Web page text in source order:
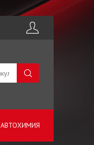
АВТОХИМИЯ